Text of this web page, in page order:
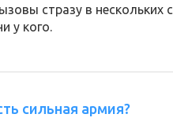
стразу в нескольких
у кого.
сильная армия?